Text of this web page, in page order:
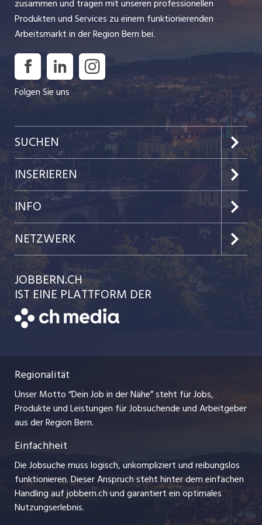
gelebte Gastfreundschaft und ein zukunftsweisendes,
nachhaltiges Arbeitsumfeld. Hier hast du täglich die
Chance, die Philosophie unseres Hauses zu verkörpern und
gemeinsam im Team Aussergewöhnliches zu erreichen.
Erlebe die Magie von ...
INSERAT ANSEHEN
zusammen und tragen mit unseren professionellen
Produkten und Services zu einem funktionierenden
Arbeitsmarkt in der Region Bern bei.
Folgen Sie uns
SUCHEN
Jobs im Kanton Bern
Jobs in der Stadt Bern
Jobs in der Stadt Biel
Festanstellungen
Temporäre Jobs
Freelance Jobs
Ferienjobs
Management / Kader-Jobs
Arbeitgeber
Jobline
INSERIEREN
Preise & Leistungen
Kundenlogin
Einzelinserat disponieren
Schnittstelle
Bewerber-Cockpit
INFO
Team
Ratgeber
AGB
Datenschutzerklärung
Impressum
Stellenmeldepflicht
NETZWERK
jobbasel.ch
jobmittelland.ch
zentraljob.ch
myjob.ch
jobzüri.ch
ajourjob.ch
baernerbaer.ch
chmedia.ch
JOBBERN.CH
IST EINE PLATTFORM DER
Regionalität
Unser Motto “Dein Job in der Nähe” steht für Jobs,
Produkte und Leistungen für Jobsuchende und Arbeitgeber
aus der Region Bern.
Einfachheit
Die Jobsuche muss logisch, unkompliziert und reibungslos
funktionieren. Dieser Anspruch steht hinter dem einfachen
Handling auf jobbern.ch und garantiert ein optimales
Nutzungserlebnis.